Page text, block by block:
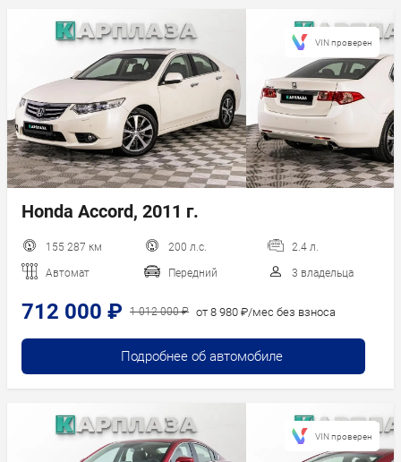
Honda Accord, 2011 г.
155 287 км 200 л.с. 2.4 л.
Автомат Передний 3 владельца
712 000 ₽ 1 012 000 ₽ от 8 980 ₽/мес без взноса
Подробнее об автомобиле
VIN проверен
VIN проверен